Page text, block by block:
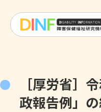
［厚労省］
政報告例」